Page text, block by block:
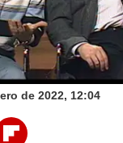
de 2022, 12:04